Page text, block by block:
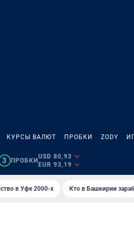
КУРСЫ ВАЛЮТ ПРОБКИ ZODY
3 ПРОБКИ
USD 80,93
EUR 93,19
в Уфе 2000-х Кто в Башкирии